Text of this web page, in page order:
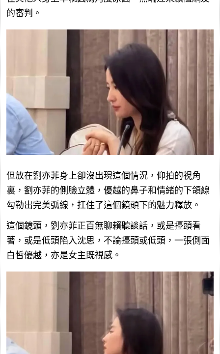
的審判。
但放在劉亦菲身上卻沒出現這個情況，仰拍的視角
裏，劉亦菲的側臉立體，優越的鼻子和情緒的下頜線
勾勒出完美弧線，扛住了這個鏡頭下的魅力釋放。
這個鏡頭，劉亦菲正百無聊賴聽談話，或是擡頭看
著，或是低頭陷入沈思，不論擡頭或低頭，一張側面
白皙優越，亦是女主既視感。